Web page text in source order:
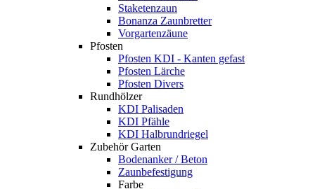
Staketenzaun
Bonanza Zaunbretter
Vorgartenzäune
Pfosten
Pfosten KDI - Kanten gefast
Pfosten Lärche
Pfosten Divers
Rundhölzer
KDI Palisaden
KDI Pfähle
KDI Halbrundriegel
Zubehör Garten
Bodenanker / Beton
Zaunbefestigung
Farbe